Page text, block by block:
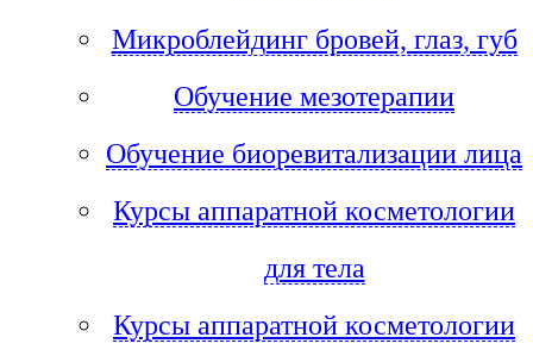
Микроблейдинг бровей, глаз, губ
Обучение мезотерапии
Обучение биоревитализации лица
Курсы аппаратной косметологии
для тела
Курсы аппаратной косметологии